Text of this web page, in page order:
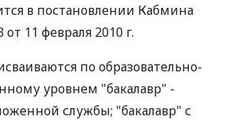
в постановлении Кабмина
11 февраля 2010 г.
по образовательно-
уровнем "бакалавр" -
службы; "бакалавр" с